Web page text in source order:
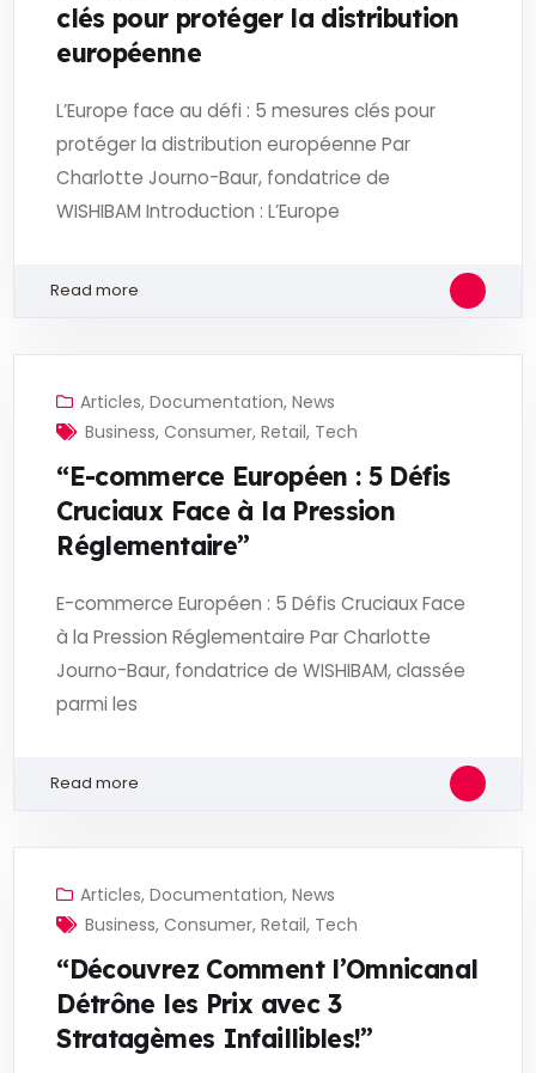
clés pour protéger la distribution
européenne
L’Europe face au défi : 5 mesures clés pour
protéger la distribution européenne Par
Charlotte Journo-Baur, fondatrice de
WISHIBAM Introduction : L’Europe
Read more
Articles,Documentation,News
Business,Consumer,Retail, Tech
“E-commerce Européen : 5 Défis
Cruciaux Face à la Pression
Réglementaire”
E-commerce Européen : 5 Défis Cruciaux Face
à la Pression Réglementaire Par Charlotte
Journo-Baur, fondatrice de WISHIBAM, classée
parmi les
Read more
Articles,Documentation,News
Business,Consumer,Retail, Tech
“Découvrez Comment l’Omnicanal
Détrône les Prix avec 3
Stratagèmes Infaillibles!”